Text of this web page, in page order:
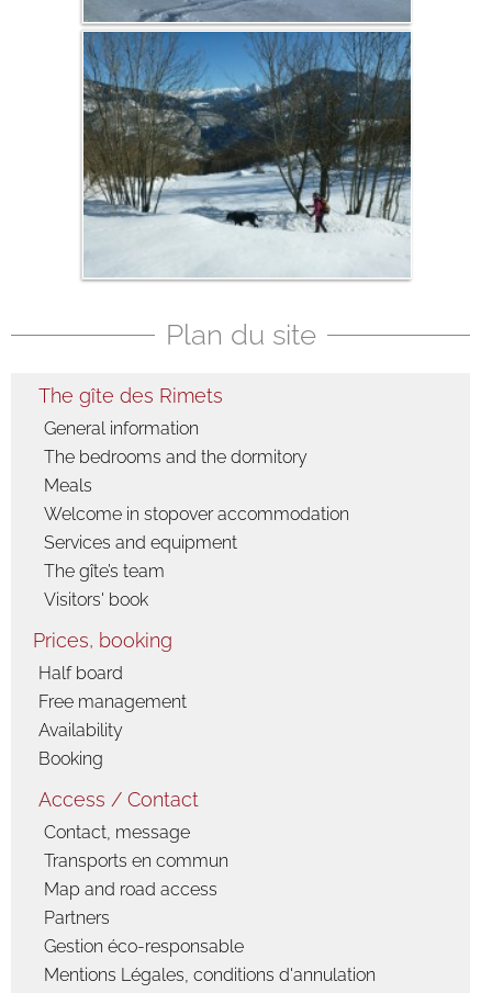
Plan du site
The gîte des Rimets
General information
The bedrooms and the dormitory
Meals
Welcome in stopover accommodation
Services and equipment
The gîte’s team
Visitors' book
Prices, booking
Half board
Free management
Availability
Booking
Access / Contact
Contact, message
Transports en commun
Map and road access
Partners
Gestion éco-responsable
Mentions Légales, conditions d'annulation